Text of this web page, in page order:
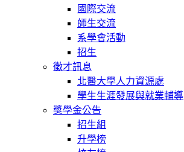
國際交流
師生交流
系學會活動
招生
徵才訊息
北醫大學人力資源處
學生生涯發展與就業輔導
獎學金公告
招生組
升學榜